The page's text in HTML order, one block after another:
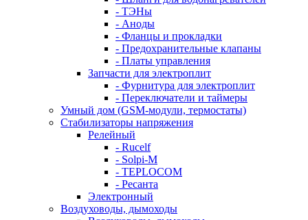
- ТЭНы
- Аноды
- Фланцы и прокладки
- Предохранительные клапаны
- Платы управления
Запчасти для электроплит
- Фурнитура для электроплит
- Переключатели и таймеры
Умный дом (GSM-модули, термостаты)
Cтабилизаторы напряжения
Релейный
- Rucelf
- Solpi-M
- TEPLOCOM
- Ресанта
Электронный
Воздуховоды, дымоходы